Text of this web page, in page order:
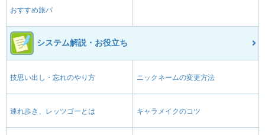
おすすめ旅パ
システム解説・お役立ち
技思い出し・忘れのやり方 ニックネームの変更方法
連れ歩き、レッツゴーとは キャラメイクのコツ